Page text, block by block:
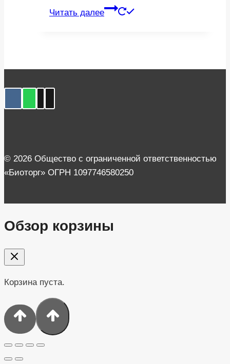
Читать далее
© 2026 Общество с ограниченной ответственностью
«Биоторг» ОГРН 1097746580250
Обзор корзины
Корзина пуста.